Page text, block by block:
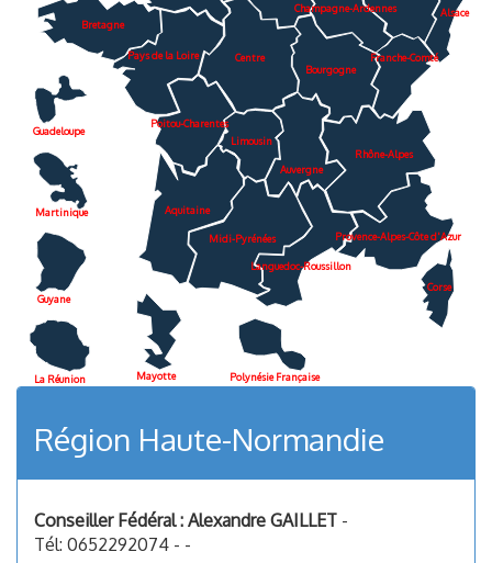
Alsace
Aquitaine
Auvergne
Bourgogne
Bretagne
Centre
Champagne-Ardennes
Corse
Franche-Comté
Languedoc-Roussillon
Limousin
Midi-Pyrénées
Pays de la Loire
Poitou-Charentes
Provence-Alpes-Côte d'Azur
Rhône-Alpes
Guadeloupe
Martinique
Guyane
La Réunion Mayotte Polynésie Française
Région Haute-Normandie
Conseiller Fédéral : Alexandre GAILLET -
Tél: 0652292074 - -